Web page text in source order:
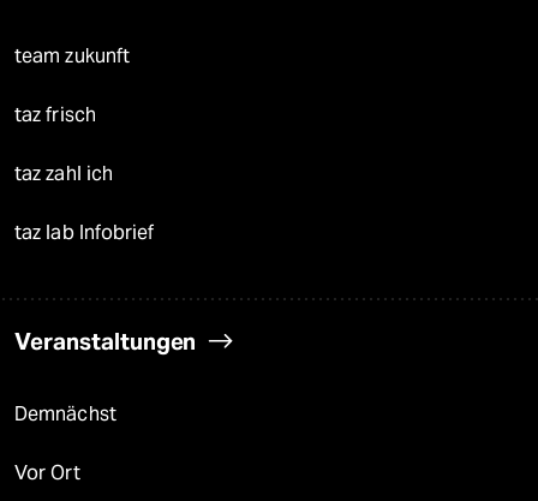
team zukunft
taz frisch
taz zahl ich
taz lab Infobrief
Veranstaltungen
Demnächst
Vor Ort